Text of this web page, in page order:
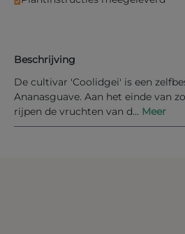
Informeer mij bij
Beschrijving
De cultivar 'Coolidgei' is een
Ananasguave. Aan het einde van
rijpen de vruchten van d… Meer